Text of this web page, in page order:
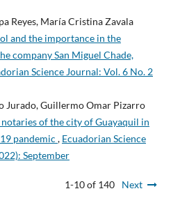
Reyes, María Cristina Zavala
and the importance in the
company San Miguel Chade,
Science Journal: Vol. 6 No. 2
Jurado, Guillermo Omar Pizarro
notaries of the city of Guayaquil in
pandemic , Ecuadorian Science
September
1-10 of 140 Next